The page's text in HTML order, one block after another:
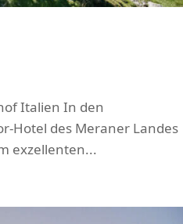
Italien In den
Hotel des Meraner Landes
exzellenten...